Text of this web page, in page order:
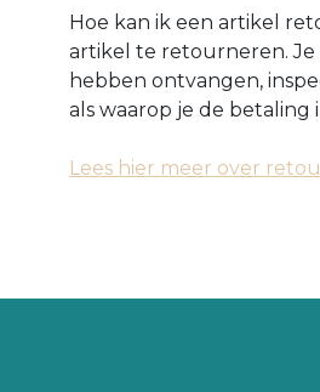
Hoe kan ik een artikel
artikel te retourneren. Je
hebben ontvangen,
als waarop je de
Lees hier meer over